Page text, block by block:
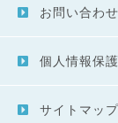
お問い合わせ
個人情報保
サイトマップ